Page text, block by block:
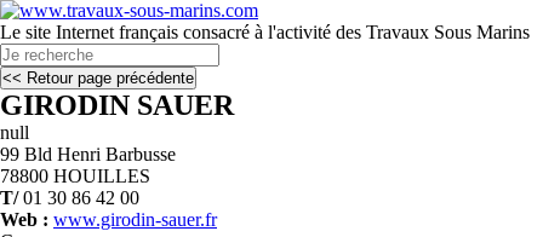
Le site Internet français consacré à l'activité des Travaux Sous Marins
GIRODIN SAUER
null
99 Bld Henri Barbusse
78800 HOUILLES
T/01 30 86 42 00
Web : www.girodin-sauer.fr